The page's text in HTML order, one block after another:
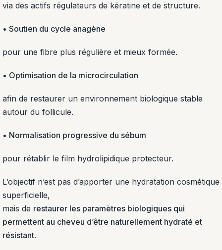
via des actifs régulateurs de kératine et de structure.
• Soutien du cycle anagène
pour une fibre plus régulière et mieux formée.
• Optimisation de la microcirculation
afin de restaurer un environnement biologique stable
autour du follicule.
• Normalisation progressive du sébum
pour rétablir le film hydrolipidique protecteur.
L’objectif n’est pas d’apporter une hydratation cosmétique
superficielle,
mais de restaurer les paramètres biologiques qui
permettent au cheveu d’être naturellement hydraté et
résistant.